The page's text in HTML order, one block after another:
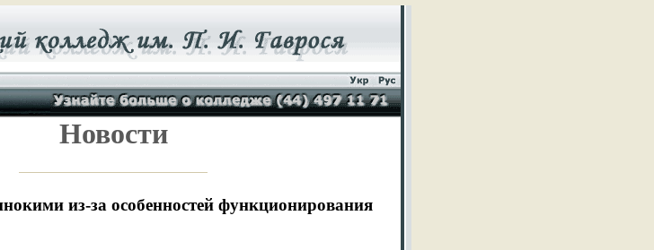
Новости
из-за особенностей функционирования